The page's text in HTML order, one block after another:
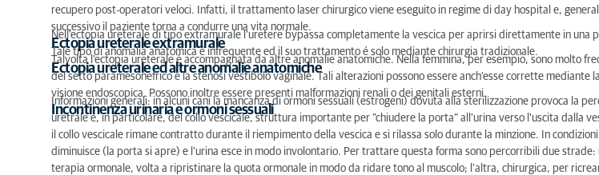
recupero post-operatori veloci. Infatti, il trattamento laser chirurgico viene eseguito in regime di day hospital e,
successivo il paziente torna a condurre una vita normale.
Ectopia ureterale extramurale
Nell'ectopia ureterale di tipo extramurale l'uretere bypassa completamente la vescica per aprirsi direttamente in una
Tale tipo di anomalia anatomica é infrequente ed il suo trattamento é solo mediante chirurgia tradizionale.
Ectopia ureterale ed altre anomalie anatomiche
Talvolta l'ectopia ureterale è accompagnata da altre anomalie anatomiche. Nella femmina, per esempio, sono molto
del setto paramesonefrico e la stenosi vestibolo vaginale. Tali alterazioni possono essere anch'esse corrette mediante
visione endoscopica. Possono inoltre essere presenti malformazioni renali o dei genitali esterni.
Incontinenza urinaria e ormoni sessuali
Informazioni generali: in alcuni cani la mancanza di ormoni sessuali (estrogeni) dovuta alla sterilizzazione provoca la
uretrale e, in particolare, del collo vescicale, struttura importante per "chiudere la porta" all'urina verso l'uscita dalla
il collo vescicale rimane contratto durante il riempimento della vescica e si rilassa solo durante la minzione. In
diminuisce (la porta si apre) e l'urina esce in modo involontario. Per trattare questa forma sono percorribili due strade:
terapia ormonale, volta a ripristinare la quota ormonale in modo da ridare tono al muscolo; l'altra, chirurgica, per